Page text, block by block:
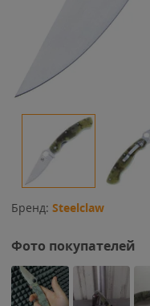
Бренд: Steelclaw
Фото покупателей